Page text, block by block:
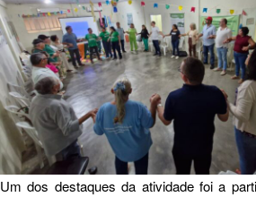
Um dos destaques da atividade foi a